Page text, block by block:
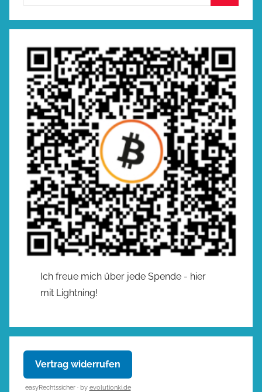
Ich freue mich über jede Spende - hier
mit Lightning!
Vertrag widerrufen
easyRechtssicher · by evolutionki.de